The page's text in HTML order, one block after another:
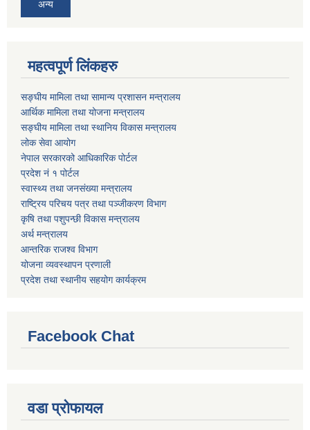
अन्य
महत्वपूर्ण लिंकहरु
सङ्घीय मामिला तथा सामान्य प्रशासन मन्त्रालय
आर्थिक मामिला तथा योजना मन्त्रालय
सङ्घीय मामिला तथा स्थानिय विकास मन्त्रालय
लोक सेवा आयोग
नेपाल सरकारको आधिकारिक पोर्टल
प्रदेश नं १ पोर्टल
स्वास्थ्य तथा जनसंख्या मन्त्रालय
राष्ट्रिय परिचय पत्र तथा पञ्जीकरण विभाग
कृषि तथा पशुपन्छी विकास मन्त्रालय
अर्थ मन्त्रालय
आन्तरिक राजश्व विभाग
योजना व्यवस्थापन प्रणाली
प्रदेश तथा स्थानीय सहयोग कार्यक्रम
Facebook Chat
वडा प्रोफायल